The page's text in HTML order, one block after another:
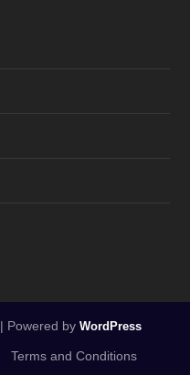
| Powered by WordPress
Terms and Conditions